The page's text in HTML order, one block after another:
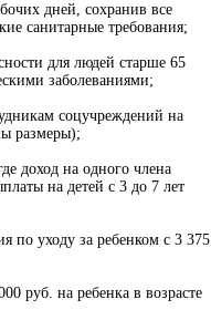
дней, сохранив все
санитарные требования;
для людей старше 65
заболеваниями;
соцучреждений на
размеры);
доход на одного члена
на детей с 3 до 7 лет
по уходу за ребенком с 3 375
руб. на ребенка в возрасте